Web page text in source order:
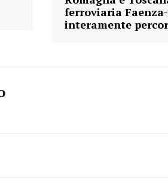
ferroviaria
interamente